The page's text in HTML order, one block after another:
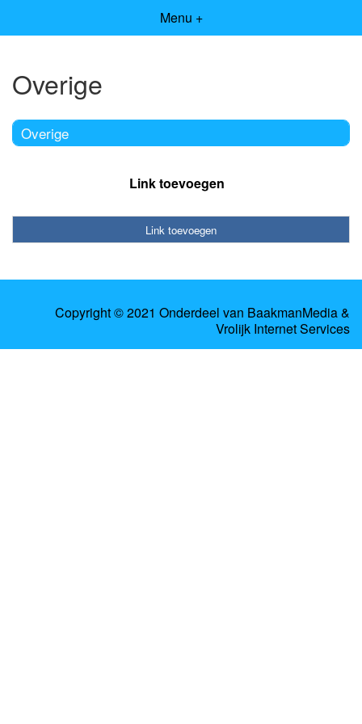
Menu +
Overige
Overige
Link toevoegen
Link toevoegen
Copyright © 2021 Onderdeel van BaakmanMedia&
Vrolijk Internet Services